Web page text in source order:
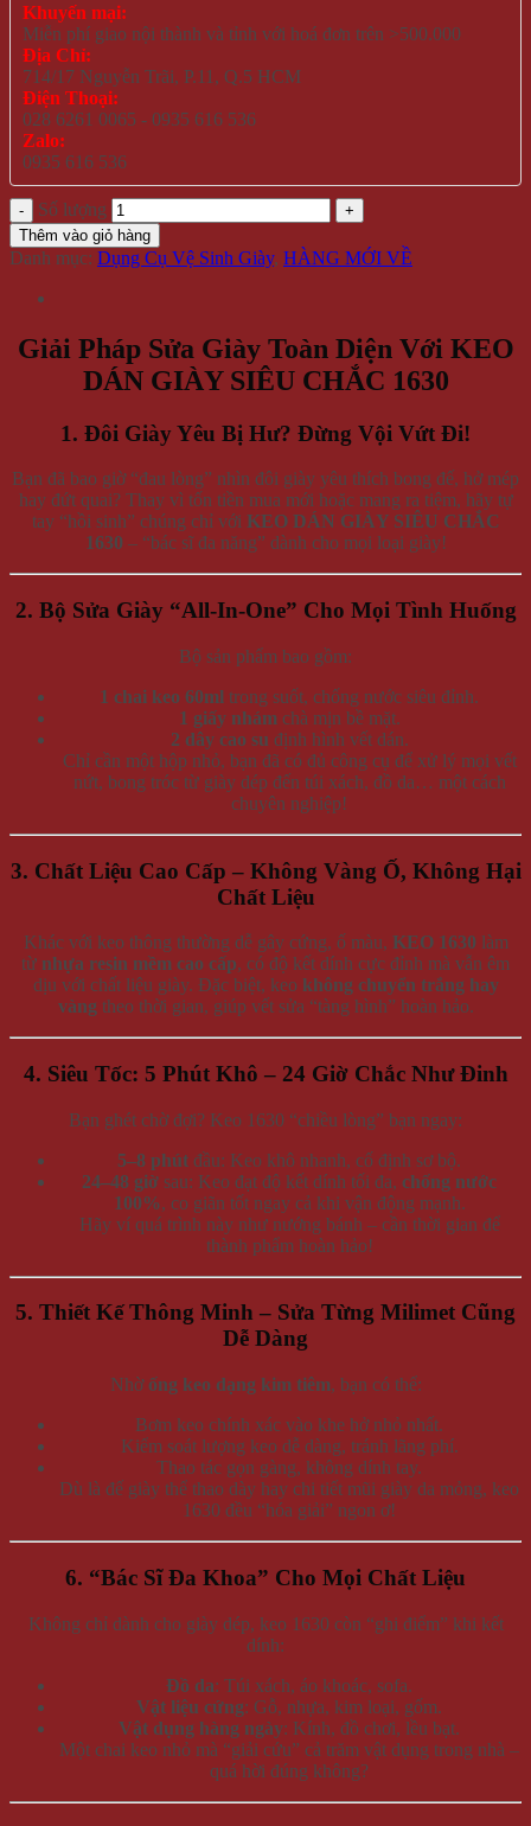
Khuyến mại:
Miễn phí giao nội thành và tỉnh với hoá đơn trên >500.000
Địa Chỉ:
714/17 Nguyễn Trãi, P.11, Q.5 HCM
Điện Thoại:
028 6261 0065 - 0935 616 536
Zalo:
0935 616 536
Số lượng
Thêm vào giỏ hàng
Danh mục: Dụng Cụ Vệ Sinh Giày, HÀNG MỚI VỀ
Giải Pháp Sửa Giày Toàn Diện Với KEO
DÁN GIÀY SIÊU CHẮC 1630
1. Đôi Giày Yêu Bị Hư? Đừng Vội Vứt Đi!
Bạn đã bao giờ “đau lòng” nhìn đôi giày yêu thích bong đế, hở mép
hay đứt quai? Thay vì tốn tiền mua mới hoặc mang ra tiệm, hãy tự
tay “hồi sinh” chúng chỉ với KEO DÁN GIÀY SIÊU CHẮC
1630– “bác sĩ đa năng” dành cho mọi loại giày!
2. Bộ Sửa Giày “All-In-One” Cho Mọi Tình Huống
Bộ sản phẩm bao gồm:
1 chai keo 60ml trong suốt, chống nước siêu đỉnh.
1 giấy nhám chà mịn bề mặt.
2 dây cao su định hình vết dán.
Chỉ cần một hộp nhỏ, bạn đã có đủ công cụ để xử lý mọi vết
nứt, bong tróc từ giày dép đến túi xách, đồ da… một cách
chuyên nghiệp!
3. Chất Liệu Cao Cấp – Không Vàng Ố, Không Hại
Chất Liệu
Khác với keo thông thường dễ gây cứng, ố màu, KEO 1630làm
từ nhựa resin mềm cao cấp, có độ kết dính cực đỉnh mà vẫn êm
dịu với chất liệu giày. Đặc biệt, keo không chuyển trắng hay
vàng theo thời gian, giúp vết sửa “tàng hình” hoàn hảo.
4. Siêu Tốc: 5 Phút Khô – 24 Giờ Chắc Như Đinh
Bạn ghét chờ đợi? Keo 1630 “chiều lòng” bạn ngay:
5–8 phút đầu: Keo khô nhanh, cố định sơ bộ.
24–48 giờ sau: Keo đạt độ kết dính tối đa, chống nước
100%, co giãn tốt ngay cả khi vận động mạnh.
Hãy ví quá trình này như nướng bánh – cần thời gian để
thành phẩm hoàn hảo!
5. Thiết Kế Thông Minh – Sửa Từng Milimet Cũng
Dễ Dàng
Nhờống keo dạng kim tiêm, bạn có thể:
Bơm keo chính xác vào khe hở nhỏ nhất.
Kiểm soát lượng keo dễ dàng, tránh lãng phí.
Thao tác gọn gàng, không dính tay.
Dù là đế giày thể thao dày hay chi tiết mũi giày da mỏng, keo
1630 đều “hóa giải” ngon ơ!
6. “Bác Sĩ Đa Khoa” Cho Mọi Chất Liệu
Không chỉ dành cho giày dép, keo 1630 còn “ghi điểm” khi kết
dính:
Đồ da: Túi xách, áo khoác, sofa.
Vật liệu cứng: Gỗ, nhựa, kim loại, gốm.
Vật dụng hàng ngày: Kính, đồ chơi, lều bạt.
Một chai keo nhỏ mà “giải cứu” cả trăm vật dụng trong nhà –
quá hời đúng không?